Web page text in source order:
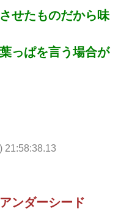
せたものだから味
っぱを言う場合が
21:58:38.13
ンダーシード